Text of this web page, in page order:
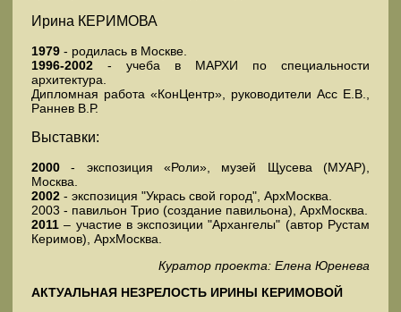
Ирина КЕРИМОВА
1979 - родилась в Москве.
1996-2002 - учеба в МАРХИ по специальности
архитектура.
Дипломная работа «КонЦентр», руководители Асс Е.В.,
Раннев В.Р.
Выставки:
2000 - экспозиция «Роли», музей Щусева (МУАР),
Москва.
2002 - экспозиция "Укрась свой город", АрхМосква.
2003 - павильон Трио (создание павильона), АрхМосква.
2011 – участие в экспозиции "Архангелы" (автор Рустам
Керимов), АрхМосква.
Куратор проекта: Елена Юренева
АКТУАЛЬНАЯ НЕЗРЕЛОСТЬ ИРИНЫ КЕРИМОВОЙ